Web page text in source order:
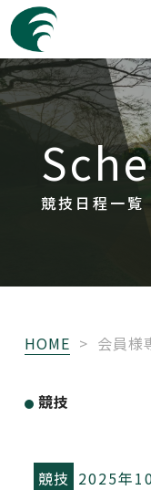
競技日程一覧
HOME > 会員様
競技
競技 2025年
筑紫野